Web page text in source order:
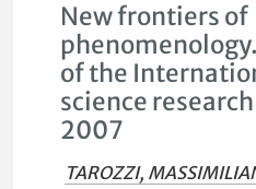
New frontiers of
of the
science
2007
TAROZZI,